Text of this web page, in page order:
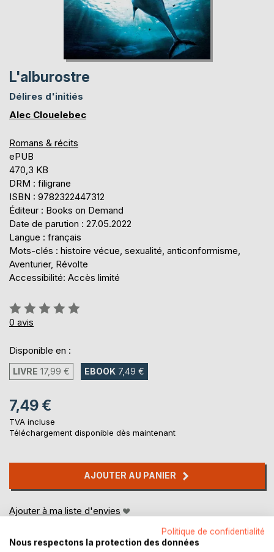
L'alburostre
Délires d'initiés
Alec Clouelebec
Romans & récits
ePUB
470,3 KB
DRM : filigrane
ISBN : 9782322447312
Éditeur : Books on Demand
Date de parution : 27.05.2022
Langue : français
Mots-clés : histoire vécue, sexualité, anticonformisme,
Aventurier, Révolte
Accessibilité: Accès limité
Évaluation:
0%
0 avis
Disponible en :
LIVRE 17,99 € EBOOK 7,49 €
7,49 €
TVA incluse
Téléchargement disponible dès maintenant
AJOUTER AU PANIER
Ajouter à ma liste d'envies
Politique de confidentialité
Nous respectons la protection des données